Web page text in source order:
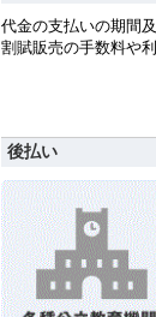
代金の支払いの期間
割賦販売の手数料や
後払い